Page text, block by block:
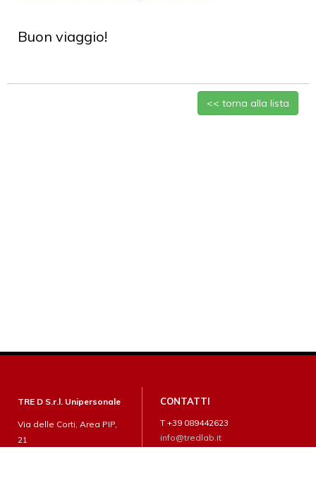
Buon viaggio!
<< torna alla lista
TRE D S.r.l. Unipersonale
Via delle Corti, Area PIP,
21
CONTATTI
T +39 089442623
info@tredlab.it